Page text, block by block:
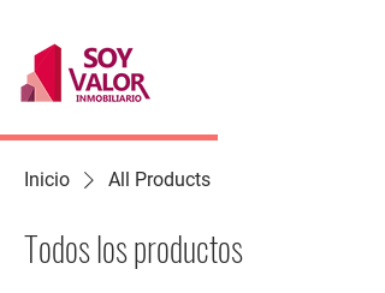
Inicio All Products
Todos los productos